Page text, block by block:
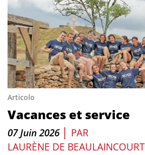
Articolo
Vacances et service
07 Juin 2026 | PAR
LAURÈNE DE BEAULAINCOURT